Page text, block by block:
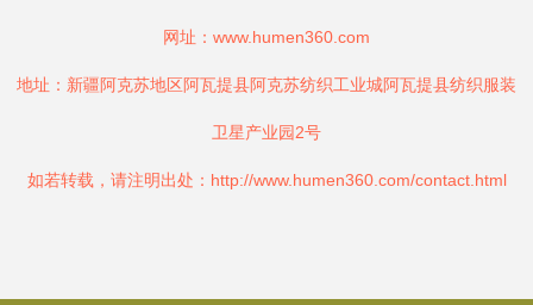
网址： www.humen360.com
地址：新疆阿克苏地区阿瓦提县阿克苏纺织工业城阿瓦提县纺织服装
卫星产业园2号
如若转载，请注明出处：http://www.humen360.com/contact.html